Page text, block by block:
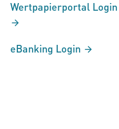
Wertpapierportal Login
eBanking Login